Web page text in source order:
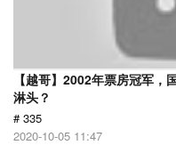
【越哥】2002年票房冠军
淋头？
# 335
2020-10-05 11:47